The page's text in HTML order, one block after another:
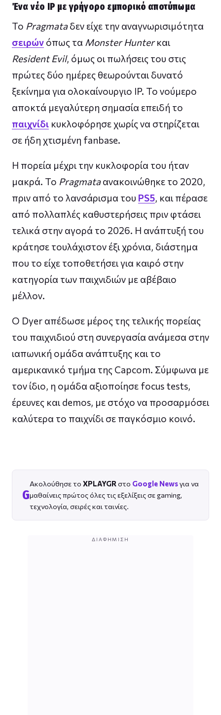
Ένα νέο IP με γρήγορο εμπορικό αποτύπωμα
Το Pragmataδεν είχε την αναγνωρισιμότητα
σειρών όπως τα Monster Hunterκαι
Resident Evil, όμως οι πωλήσεις του στις
πρώτες δύο ημέρες θεωρούνται δυνατό
ξεκίνημα για ολοκαίνουργιο IP. Το νούμερο
αποκτά μεγαλύτερη σημασία επειδή το
παιχνίδι κυκλοφόρησε χωρίς να στηρίζεται
σε ήδη χτισμένη fanbase.
Η πορεία μέχρι την κυκλοφορία του ήταν
μακρά. Το Pragmataανακοινώθηκε το 2020,
πριν από το λανσάρισμα του PS5, και πέρασε
από πολλαπλές καθυστερήσεις πριν φτάσει
τελικά στην αγορά το 2026. Η ανάπτυξή του
κράτησε τουλάχιστον έξι χρόνια, διάστημα
που το είχε τοποθετήσει για καιρό στην
κατηγορία των παιχνιδιών με αβέβαιο
μέλλον.
Ο Dyer απέδωσε μέρος της τελικής πορείας
του παιχνιδιού στη συνεργασία ανάμεσα στην
ιαπωνική ομάδα ανάπτυξης και το
αμερικανικό τμήμα της Capcom. Σύμφωνα με
τον ίδιο, η ομάδα αξιοποίησε focus tests,
έρευνες και demos, με στόχο να προσαρμόσει
καλύτερα το παιχνίδι σε παγκόσμιο κοινό.
G
Ακολούθησε το XPLAYGR στο Google Newsγια να
μαθαίνεις πρώτος όλες τις εξελίξεις σε gaming,
τεχνολογία, σειρές και ταινίες.
ΔΙΑΦΉΜΙΣΗ